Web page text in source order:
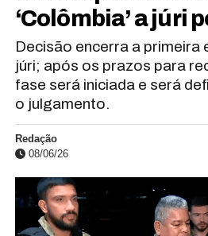
‘Colômbia’ a júri
Decisão encerra a primeira
júri; após os prazos para
fase será iniciada e será
o julgamento.
Redação
08/06/26